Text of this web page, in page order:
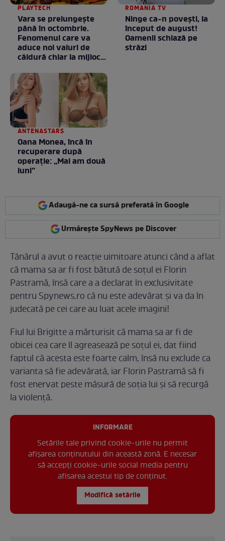
PLAYTECH
Vara se prelungeşte
până în octombrie.
Fenomenul care va
aduce noi valuri de
căldură chiar la mijlocul
ROMANIA TV
Ninge ca-n povești, la
început de august!
Oamenii schiază pe
străzi
ANTENASTARS
Oana Monea, încă în
recuperare după
operație: „Mai am două
luni”
Adaugă-ne ca sursă preferată în Google
Urmărește SpyNews pe Discover
Tânărul a avut o reacție uimitoare atunci când a aflat
că mama sa ar fi fost bătută de soțul ei Florin
Pastramă, însă care a a declarat în exclusivitate
pentru Spynews.ro că nu este adevărat și va da în
judecată pe cei care au luat acele imagini!
Fiul lui Brigitte a mărturisit că mama sa ar fi de
obicei cea care îl agreasează pe soțul ei, dat fiind
faptul că acesta este foarte calm, însă nu exclude ca
varianta să fie adevărată, iar Florin Pastramă să fi
fost enervat peste măsură de soția lui și să recurgă
la violență.
INFORMARE
Setările tale privind cookie-urile nu permit
afișarea conținutului din această zonă. E necesar
să accepți cookie-urile social media pentru
afisarea acestui tip de conținut.
Modifică setările